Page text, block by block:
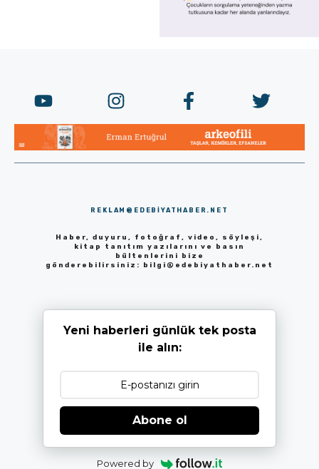
REKLAM@EDEBIYATHABER.NET
Haber, duyuru, fotoğraf, video, söyleşi,
kitap tanıtım yazılarını ve basın
bültenlerini bize
gönderebilirsiniz: bilgi@edebiyathaber.net
Yeni haberleri günlük tek posta
ile alın:
Abone ol
Powered by